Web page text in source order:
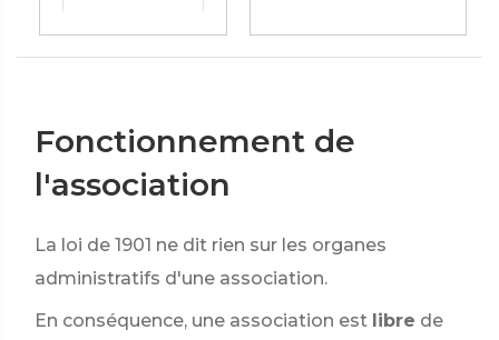
Fonctionnement de
l'association
La loi de 1901 ne dit rien sur les organes
administratifs d'une association.
En conséquence, une association est libre de